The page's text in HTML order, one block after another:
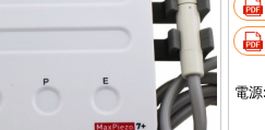
電源: